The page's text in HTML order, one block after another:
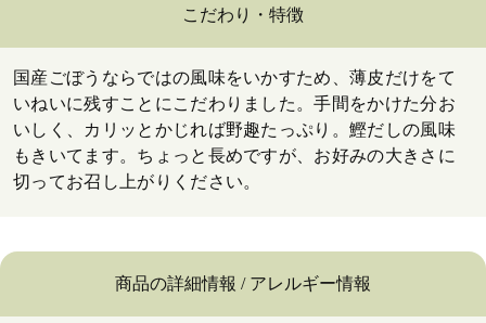
こだわり・特徴
国産ごぼうならではの風味をいかすため、薄皮だけをて
いねいに残すことにこだわりました。手間をかけた分お
いしく、カリッとかじれば野趣たっぷり。鰹だしの風味
もきいてます。ちょっと長めですが、お好みの大きさに
切ってお召し上がりください。
商品の詳細情報 / アレルギー情報